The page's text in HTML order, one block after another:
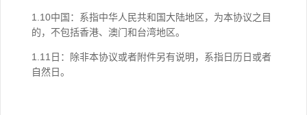
1.10中国：系指中华人民共和国大陆地区，为本协议之目
的，不包括香港、澳门和台湾地区。
1.11日：除非本协议或者附件另有说明，系指日历日或者
自然日。